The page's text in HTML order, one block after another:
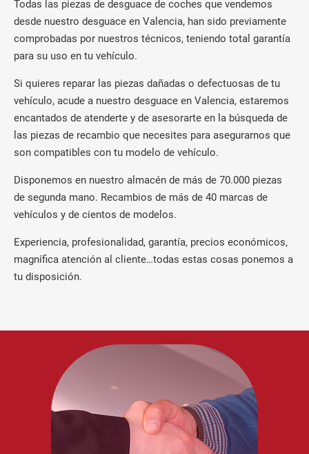
Todas las piezas de desguace de coches que vendemos
desde nuestro desguace en Valencia, han sido previamente
comprobadas por nuestros técnicos, teniendo total garantía
para su uso en tu vehículo.
Si quieres reparar las piezas dañadas o defectuosas de tu
vehículo, acude a nuestro desguace en Valencia, estaremos
encantados de atenderte y de asesorarte en la búsqueda de
las piezas de recambio que necesites para asegurarnos que
son compatibles con tu modelo de vehículo.
Disponemos en nuestro almacén de más de 70.000 piezas
de segunda mano. Recambios de más de 40 marcas de
vehículos y de cientos de modelos.
Experiencia, profesionalidad, garantía, precios económicos,
magnífica atención al cliente…todas estas cosas ponemos a
tu disposición.